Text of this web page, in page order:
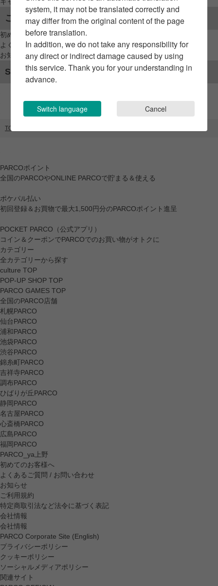
ご利用案内
初めてのお客様へ
よくあるご質問 / お問い合わせ
お知らせ
SNSアカウント
TOP
PARCOポイント
全国のPARCOやONLINE PARCOで貯まる＆使える
ポケパル払い
初回登録＆お買物で最大1,500円分のPARCOポイント進呈
POCKET PARCO（公式アプリ）
コイン＆クーポンでPARCOでのお買い物がオトクに
カテゴリー
全カテゴリーから探す
culture TOP
POP-UP SHOP TOP
PARCO GAMES TOP
全国のPARCO店舗
札幌PARCO
仙台PARCO
浦和PARCO
池袋PARCO
渋谷PARCO
錦糸町PARCO
吉祥寺PARCO
調布PARCO
ひばりが丘PARCO
静岡PARCO
名古屋PARCO
心斎橋PARCO
広島PARCO
福岡PARCO
PARCO_ya上野
初めてのお客様へ
よくあるご質問 / お問い合わせ
お知らせ
ご利用規約
特定商取引法など法令に基づく表記
会社情報
会社情報
PARCO Corporate Site (English)
プライバシーポリシー
クッキーポリシー
ソーシャルメディアポリシー
関連サイト
system, it may not be translated correctly and
may differ from the original content of the page
before translation.
In addition, we do not take any responsibility for
any direct or indirect damage caused by using
this service. Thank you for your understanding in
advance.
Switch language Cancel